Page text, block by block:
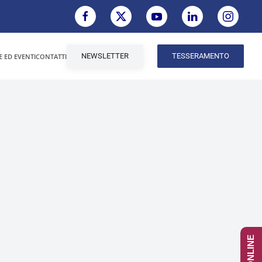
ED EVENTICONTATTI NEWSLETTER TESSERAMENTO